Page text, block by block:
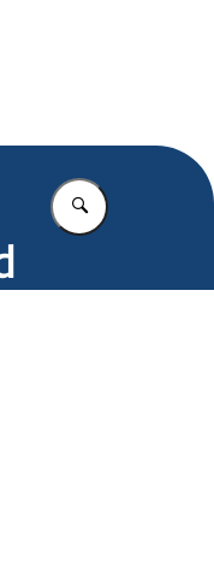
Vul in wat u